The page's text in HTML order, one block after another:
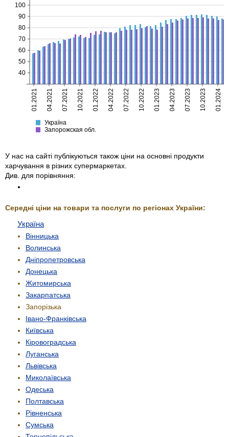
Україна
Запорожская
01.2021 04.2021 07.2021 10.2021 01.2022 04.2022 07.2022 10.2022 01.2023 04.2023 07.2023 10.2023 01.2024
40
50
60
70
80
90
100
Україна
Запорожская обл.
У нас на сайті публікуються також ціни на основні продукти
харчування в різних супермаркетах.
Див. для порівняння:
Середні ціни на товари та послуги по регіонах України:
Україна
Вінницька
Волинська
Дніпропетровська
Донецька
Житомирська
Закарпатська
Запорізька
Івано-Франківська
Київська
Кіровоградська
Луганська
Львівська
Миколаївська
Одеська
Полтавська
Рівненська
Сумська